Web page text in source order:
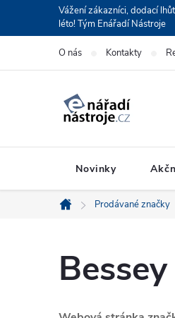
Vážení zákazníci, dodací
léto! Tým Enářadí Nástroje
O nás Kontakty
Novinky
Domů
Prodávané značky
Bessey